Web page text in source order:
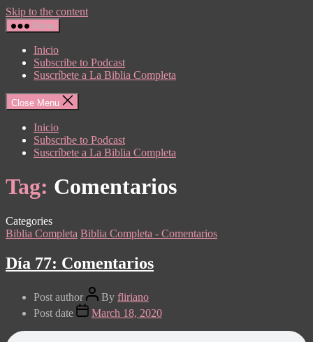
Skip to the content
Menu
Inicio
Subscribe to Podcast
Suscríbete a La Biblia Completa
Close Menu
Inicio
Subscribe to Podcast
Suscríbete a La Biblia Completa
Tag: Comentarios
Categories
Biblia Completa Biblia Completa - Comentarios
Día 77: Comentarios
Post author By fliriano
Post date
March 18, 2020